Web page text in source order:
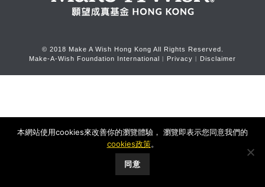
© 2018 Make A Wish Hong Kong All Rights Reserved.
Make-A-Wish Foundation International ︱ Privacy ︱ Disclaimer
本網站使用cookies來改善你的瀏覽體驗， 瀏覽即表示您同意我們的
cookies政策。
同意